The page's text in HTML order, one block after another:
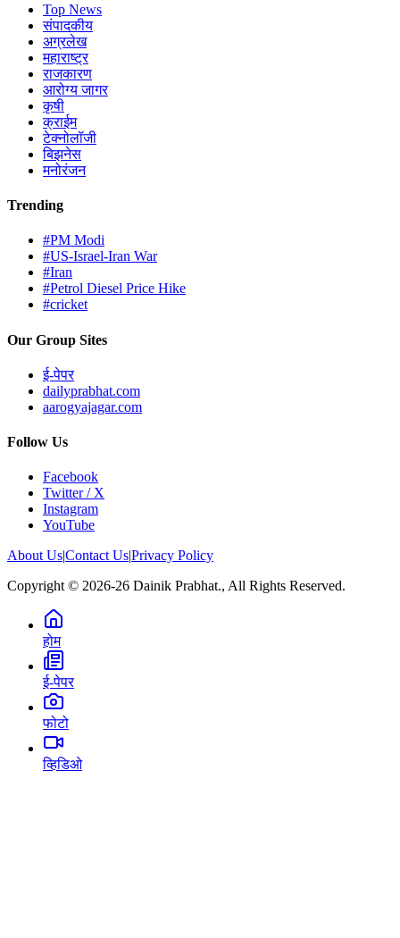
Top News
संपादकीय
अग्रलेख
महाराष्ट्र
राजकारण
आरोग्य जागर
कृषी
क्राईम
टेक्नोलॉजी
बिझनेस
मनोरंजन
Trending
#PM Modi
#US-Israel-Iran War
#Iran
#Petrol Diesel Price Hike
#cricket
Our Group Sites
ई-पेपर
dailyprabhat.com
aarogyajagar.com
Follow Us
Facebook
Twitter / X
Instagram
YouTube
About Us|Contact Us|Privacy Policy
Copyright © 2026-26 Dainik Prabhat., All Rights Reserved.
होम
ई-पेपर
फोटो
व्हिडिओ